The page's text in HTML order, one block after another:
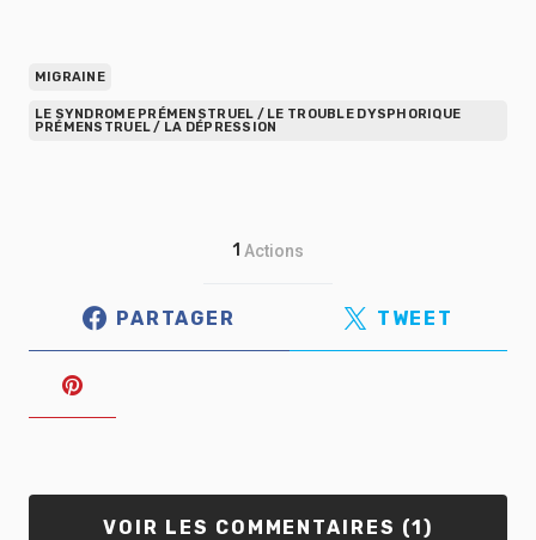
MIGRAINE
LE SYNDROME PRÉMENSTRUEL / LE TROUBLE DYSPHORIQUE
PRÉMENSTRUEL / LA DÉPRESSION
1 Actions
PARTAGER TWEET
VOIR LES COMMENTAIRES (1)